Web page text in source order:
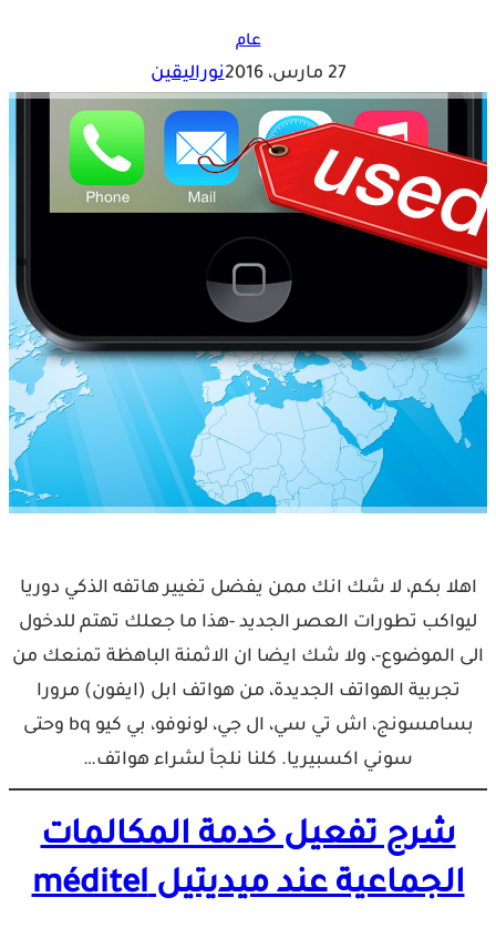
عام
27 مارس، 2016 نوراليقين
اهلا بكم، لا شك انك ممن يفضل تغيير هاتفه الذكي دوريا
ليواكب تطورات العصر الجديد -هذا ما جعلك تهتم للدخول
الى الموضوع-، ولا شك ايضا ان الاثمنة الباهظة تمنعك من
تجربية الهواتف الجديدة، من هواتف ابل (ايفون) مرورا
بسامسونج، اش تي سي، ال جي، لونوفو، بي كيو bq وحتى
سوني اكسبيريا. كلنا نلجأ لشراء هواتف…
شرح تفعيل خدمة المكالمات
الجماعية عند ميديتيل méditel